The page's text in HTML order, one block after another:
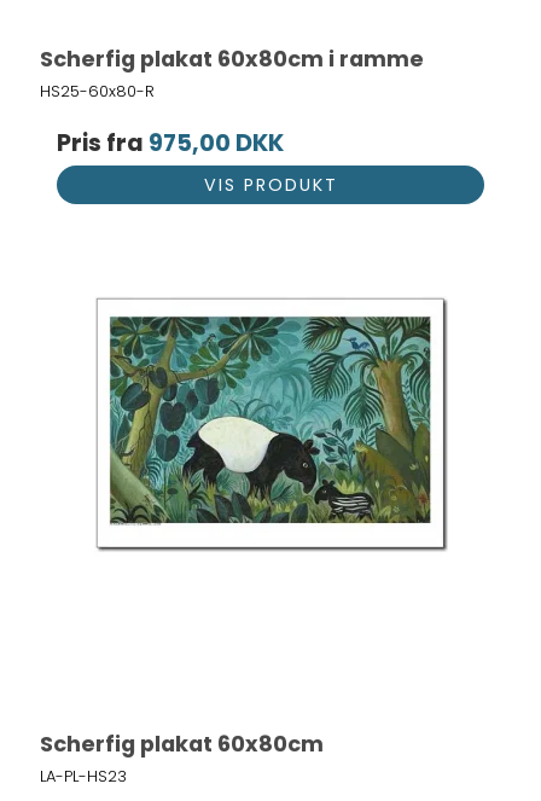
Scherfig plakat 60x80cm i ramme
HS25-60x80-R
Pris fra 975,00 DKK
VIS PRODUKT
Scherfig plakat 60x80cm
LA-PL-HS23